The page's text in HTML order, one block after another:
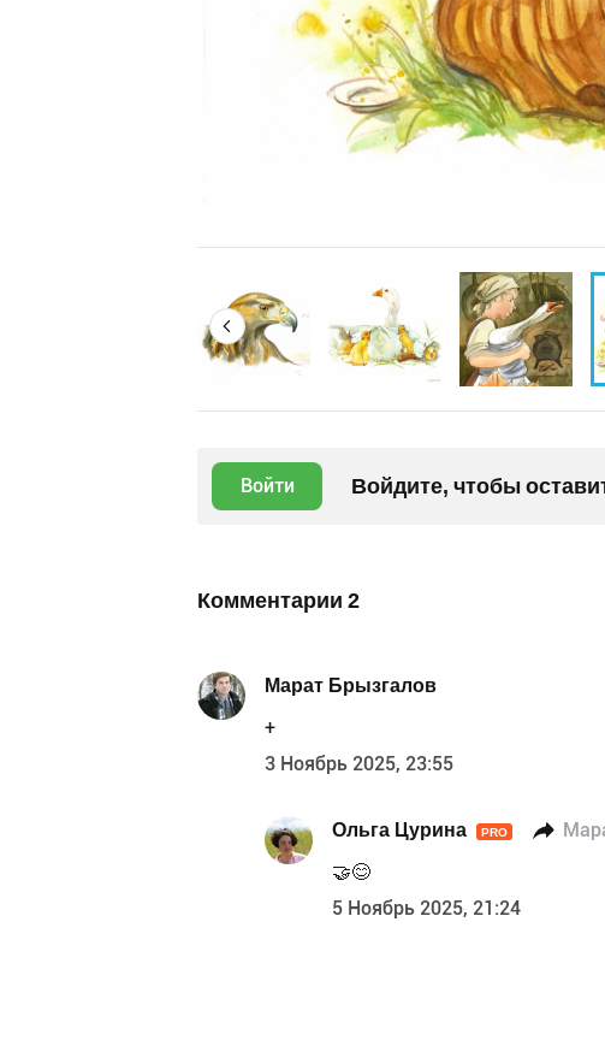
Войти Войдите, чтобы
Комментарии 2
Марат Брызгалов
+
3 Ноябрь 2025, 23:55
Ольга Цурина PRO
🤝😊
5 Ноябрь 2025, 21:24